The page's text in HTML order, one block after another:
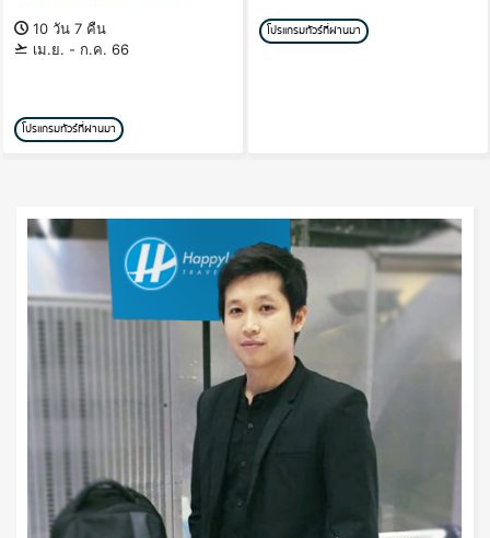
10 วัน 7 คืน
เม.ย. - ก.ค. 66
โปรแกรมทัวร์ที่ผ่านมา
โปรแกรมทัวร์ที่ผ่านมา